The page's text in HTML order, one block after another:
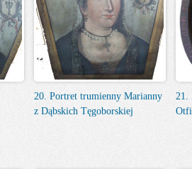
20. Portret trumienny Marianny
z Dąbskich Tęgoborskiej
21.